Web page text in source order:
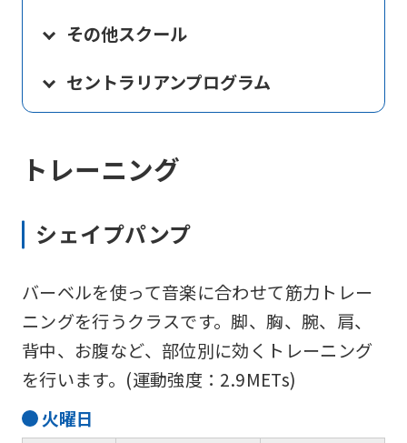
その他スクール
セントラリアンプログラム
トレーニング
シェイプパンプ
バーベルを使って音楽に合わせて筋力トレー
ニングを行うクラスです。脚、胸、腕、肩、
背中、お腹など、部位別に効くトレーニング
を行います。(運動強度：2.9METs)
火曜日